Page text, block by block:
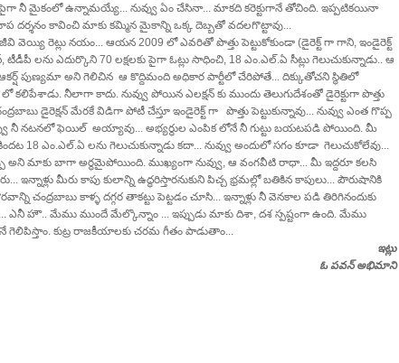
నీ మైకంలో ఉన్నామయ్యే... నువ్వు ఏం చేసినా... మాకది కరెక్టుగానే తోచింది. ఇప్పటికయినా
దర్శనం కావించి మాకు కమ్మిన మైకాన్ని ఒక్క దెబ్బతో వదలగొట్టావు...
వెయ్యి రెట్లు నయం... ఆయన 2009 లో ఎవరితో పొత్తు పెట్టుకోకుండా (డైరెక్ట్ గా గాని, ఇండైరెక్ట్
లను ఎదుర్కొని 70 లక్షలకు పైగా ఓట్లు సాధించి, 18 ఎం.ఎల్.ఏ సీట్లు గెలుచుకున్నాడు.. ఆ
పుణ్యమా అని గెలిచిన ఆ కొద్దిమంది అధికార పార్టీలో చేరిపోతే... దిక్కుతోచని స్థితిలో
లో కలిపేశాడు. నీలాగా కాదు. నువ్వు పోయిన ఎలక్షన్ కు ముందు తెలుగుదేశంతో డైరెక్టుగా పొత్తు
డైరెక్షన్ మేరకే విడిగా పోటీ చేస్తూ ఇండైరెక్ట్ గా పొత్తు పెట్టుకున్నావు... నువ్వు ఎంత గొప్ప
నీ నటనలో ఫెయిల్ అయ్యావు... అభ్యర్థుల ఎంపిక లోనే నీ గుట్టు బయటపడి పోయింది. మీ
18 ఎం.ఎల్.ఏ లను గెలుచుకున్నాడు కదా... నువ్వు అందులో సగం కూడా గెలుచుకోలేవు...
అని మాకు బాగా అర్ధమైపోయింది. ముఖ్యంగా నువ్వు, ఆ వంగవీటి రాధా... మీ ఇద్దరూ కలసి
ఇన్నాళ్లు మీరు కాపు కులాన్ని ఉద్ధరిస్తారనుకుని పిచ్చ భ్రమల్లో బతికిన కాపులు... పౌరుషానికి
చంద్రబాబు కాళ్ళ దగ్గర తాకట్టు పెట్టడం చూసి... ఇన్నాళ్లు నీ వెనకాల పడి తిరిగినందుకు
ఎనీ హౌ.. మేము ముందే మేల్కొన్నాం ... ఇప్పుడు మాకు దిశా, దశ స్పష్టంగా ఉంది. మేము
కుట్ర రాజకీయాలకు చరమ గీతం పాడుతాం...
ఇట్లు
ఓ పవన్ అభిమాని